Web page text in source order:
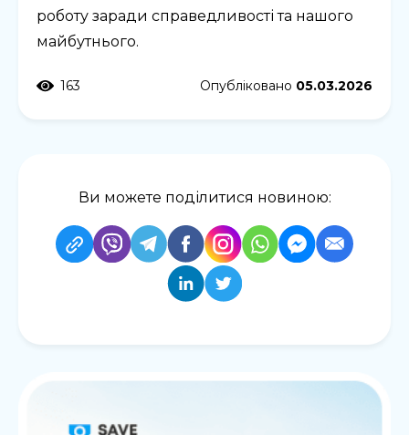
роботу заради справедливості та нашого
майбутнього.
163 Опубліковано 05.03.2026
Ви можете поділитися новиною: